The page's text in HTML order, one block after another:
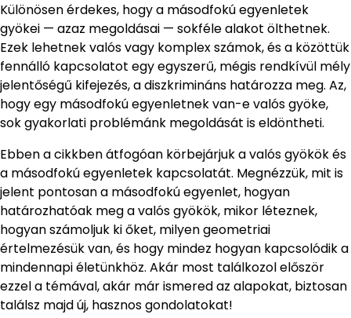
Különösen érdekes, hogy a másodfokú egyenletek
gyökei — azaz megoldásai — sokféle alakot ölthetnek.
Ezek lehetnek valós vagy komplex számok, és a közöttük
fennálló kapcsolatot egy egyszerű, mégis rendkívül mély
jelentőségű kifejezés, a diszkrimináns határozza meg. Az,
hogy egy másodfokú egyenletnek van-e valós gyöke,
sok gyakorlati problémánk megoldását is eldöntheti.
Ebben a cikkben átfogóan körbejárjuk a valós gyökök és
a másodfokú egyenletek kapcsolatát. Megnézzük, mit is
jelent pontosan a másodfokú egyenlet, hogyan
határozhatóak meg a valós gyökök, mikor léteznek,
hogyan számoljuk ki őket, milyen geometriai
értelmezésük van, és hogy mindez hogyan kapcsolódik a
mindennapi életünkhöz. Akár most találkozol először
ezzel a témával, akár már ismered az alapokat, biztosan
találsz majd új, hasznos gondolatokat!